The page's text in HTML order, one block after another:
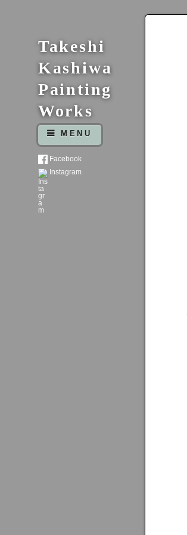
Takeshi
Kashiwa
Painting
Works
MENU
Facebook
Instagram